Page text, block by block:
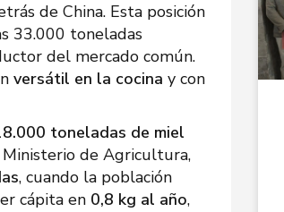
de China. Esta posición
33.000 toneladas
del mercado común.
versátil en la cocina y con
toneladas de miel
de Agricultura,
, cuando la población
cápita en 0,8 kg al año,